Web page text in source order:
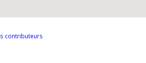
contributeurs